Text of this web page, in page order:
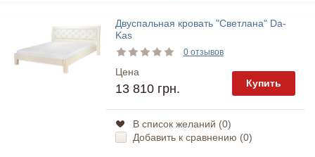
Двуспальная кровать "Светлана" Da-
Kas
0 отзывов
Цена
13 810 грн. Купить
В список желаний (0)
Добавить к сравнению (0)